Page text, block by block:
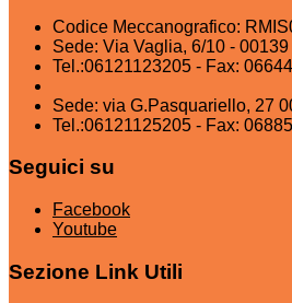
Codice Meccanografico:
Sede: Via Vaglia, 6/10 -
Tel.:06121123205 - Fax:
Sede: via G.Pasquariello, 27
Tel.:06121125205 - Fax:
Seguici su
Facebook
Youtube
Sezione Link Utili